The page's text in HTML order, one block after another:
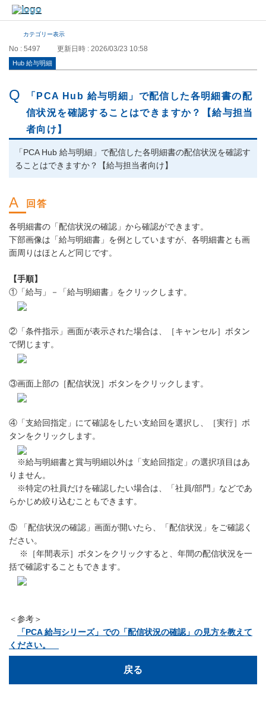
カテゴリー表示
No : 5497 更新日時 : 2026/03/23 10:58
Hub 給与明細
「PCA Hub 給与明細」で配信した各明細書の配
信状況を確認することはできますか？【給与担当
者向け】
「PCA Hub 給与明細」で配信した各明細書の配信状況を確認す
ることはできますか？【給与担当者向け】
各明細書の「配信状況の確認」から確認ができます。
下部画像は「給与明細書」を例としていますが、各明細書とも画
面周りはほとんど同じです。
【手順】
①「給与」－「給与明細書」をクリックします。
②「条件指示」画面が表示された場合は、［キャンセル］ボタン
で閉じます。
③画面上部の［配信状況］ボタンをクリックします。
④「支給回指定」にて確認をしたい支給回を選択し、［実行］ボ
タンをクリックします。
※給与明細書と賞与明細以外は「支給回指定」の選択項目はあ
りません。
※特定の社員だけを確認したい場合は、「社員/部門」などであ
らかじめ絞り込むこともできます。
⑤ 「配信状況の確認」画面が開いたら、「配信状況」をご確認く
ださい。
※［年間表示］ボタンをクリックすると、年間の配信状況を一
括で確認することもできます。
＜参考＞
「PCA 給与シリーズ」での「配信状況の確認」の見方を教えて
ください。
戻る